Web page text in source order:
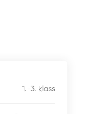
1.-3. klass